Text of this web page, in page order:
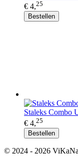
€ 4,25
Bestellen
Staleks Combo
€ 4,25
Bestellen
© 2024 - 2026